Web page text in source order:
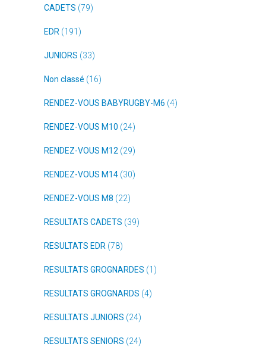
CADETS (79)
EDR (191)
JUNIORS (33)
Non classé (16)
RENDEZ-VOUS BABYRUGBY-M6 (4)
RENDEZ-VOUS M10 (24)
RENDEZ-VOUS M12 (29)
RENDEZ-VOUS M14 (30)
RENDEZ-VOUS M8 (22)
RESULTATS CADETS (39)
RESULTATS EDR (78)
RESULTATS GROGNARDES (1)
RESULTATS GROGNARDS (4)
RESULTATS JUNIORS (24)
RESULTATS SENIORS (24)